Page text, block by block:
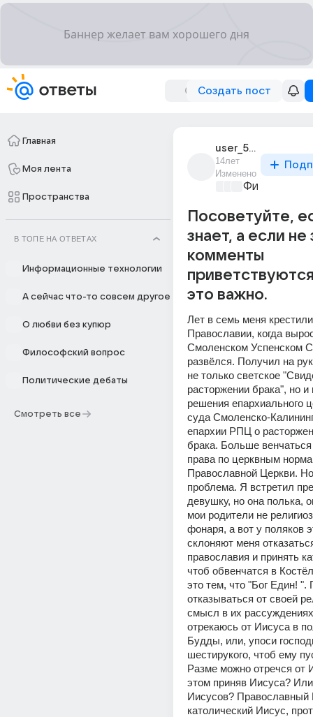
Создать пост
Главная
Моя лента
Пространства
В ТОПЕ НА ОТВЕТАХ
Информационные технологии
А сейчас что-то совсем другое
О любви без купюр
Философский вопрос
Политические дебаты
Смотреть все
user_51200945
14лет
Изменено
Посоветуйте,
знает, а если не
комменты
это важно.
Лет в семь меня
Православии, когда
Смоленском Успенском
развёлся. Получил на
не только светское
расторжении брака", но и
решения епархиального
суда Смоленско-
епархии РПЦ о
брака. Больше
права по церквным
Православной Церкви.
проблема. Я встретил
девушку, но она полька,
мои родители не
фонаря, а вот у поляков
склоняют меня
православия и принять
чтоб обвенчатся в
это тем, что "Бог Един! ".
отказываться от своей
смысл в их
отрекаюсь от Иисуса в
Будды, или, упоси
шестирукого, чтоб ему
Разме можно отречся от
этом приняв Иисуса?
Иисусов? Православный
католический Иисус,